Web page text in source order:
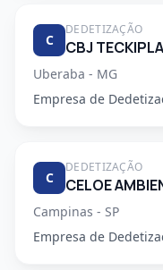
C
DEDETIZAÇÃO
Uberaba - MG
Empresa de
C
DEDETIZAÇÃO
CELOE
Campinas - SP
Empresa de